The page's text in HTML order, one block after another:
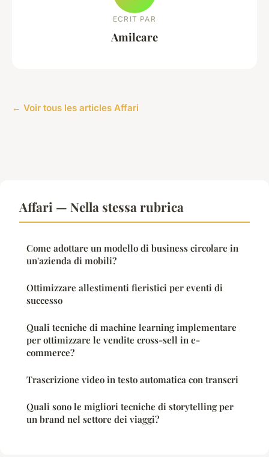
ECRIT PAR
Amilcare
← Voir tous les articles Affari
Affari — Nella stessa rubrica
Come adottare un modello di business circolare in
un'azienda di mobili?
Ottimizzare allestimenti fieristici per eventi di
successo
Quali tecniche di machine learning implementare
per ottimizzare le vendite cross-sell in e-
commerce?
Trascrizione video in testo automatica con transcri
Quali sono le migliori tecniche di storytelling per
un brand nel settore dei viaggi?